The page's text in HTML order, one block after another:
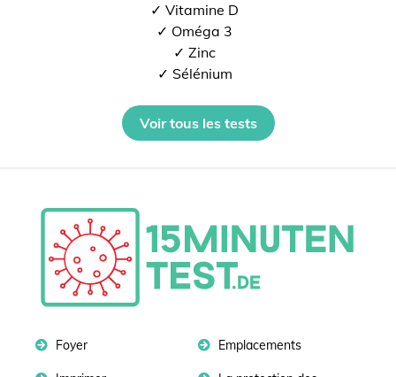
✓ Vitamine D
✓ Oméga 3
✓ Zinc
✓ Sélénium
Voir tous les tests
Foyer Emplacements